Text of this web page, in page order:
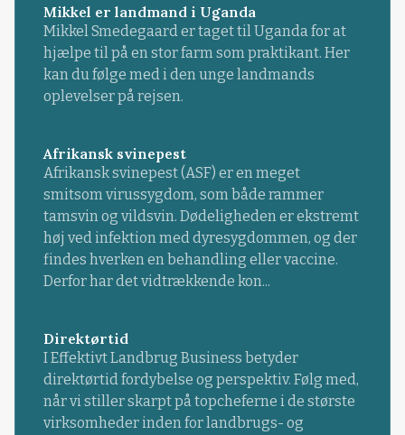
Mikkel er landmand i Uganda
Mikkel Smedegaard er taget til Uganda for at
hjælpe til på en stor farm som praktikant. Her
kan du følge med i den unge landmands
oplevelser på rejsen.
Afrikansk svinepest
Afrikansk svinepest (ASF) er en meget
smitsom virussygdom, som både rammer
tamsvin og vildsvin. Dødeligheden er ekstremt
høj ved infektion med dyresygdommen, og der
findes hverken en behandling eller vaccine.
Derfor har det vidtrækkende kon...
Direktørtid
I Effektivt Landbrug Business betyder
direktørtid fordybelse og perspektiv. Følg med,
når vi stiller skarpt på topcheferne i de største
virksomheder inden for landbrugs- og